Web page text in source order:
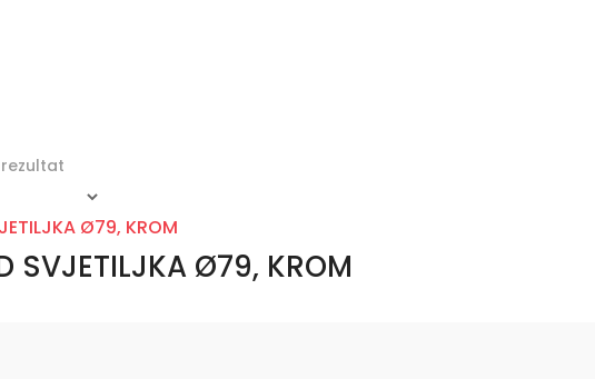
rezultat
SVJETILJKA Ø79, KROM